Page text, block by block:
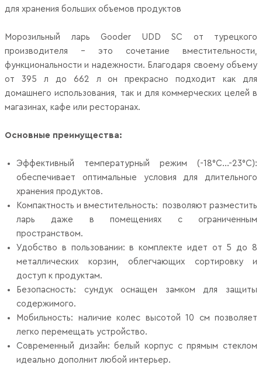
для хранения больших объемов продуктов
Морозильный ларь Gooder UDD SC от турецкого
производителя - это сочетание вместительности,
функциональности и надежности. Благодаря своему объему
от 395 л до 662 л он прекрасно подходит как для
домашнего использования, так и для коммерческих целей в
магазинах, кафе или ресторанах.
Основные преимущества:
Эффективный температурный режим (-18°C...-23°C):
обеспечивает оптимальные условия для длительного
хранения продуктов.
Компактность и вместительность: позволяют разместить
ларь даже в помещениях с ограниченным
пространством.
Удобство в пользовании: в комплекте идет от 5 до 8
металлических корзин, облегчающих сортировку и
доступ к продуктам.
Безопасность: сундук оснащен замком для защиты
содержимого.
Мобильность: наличие колес высотой 10 см позволяет
легко перемещать устройство.
Современный дизайн: белый корпус с прямым стеклом
идеально дополнит любой интерьер.